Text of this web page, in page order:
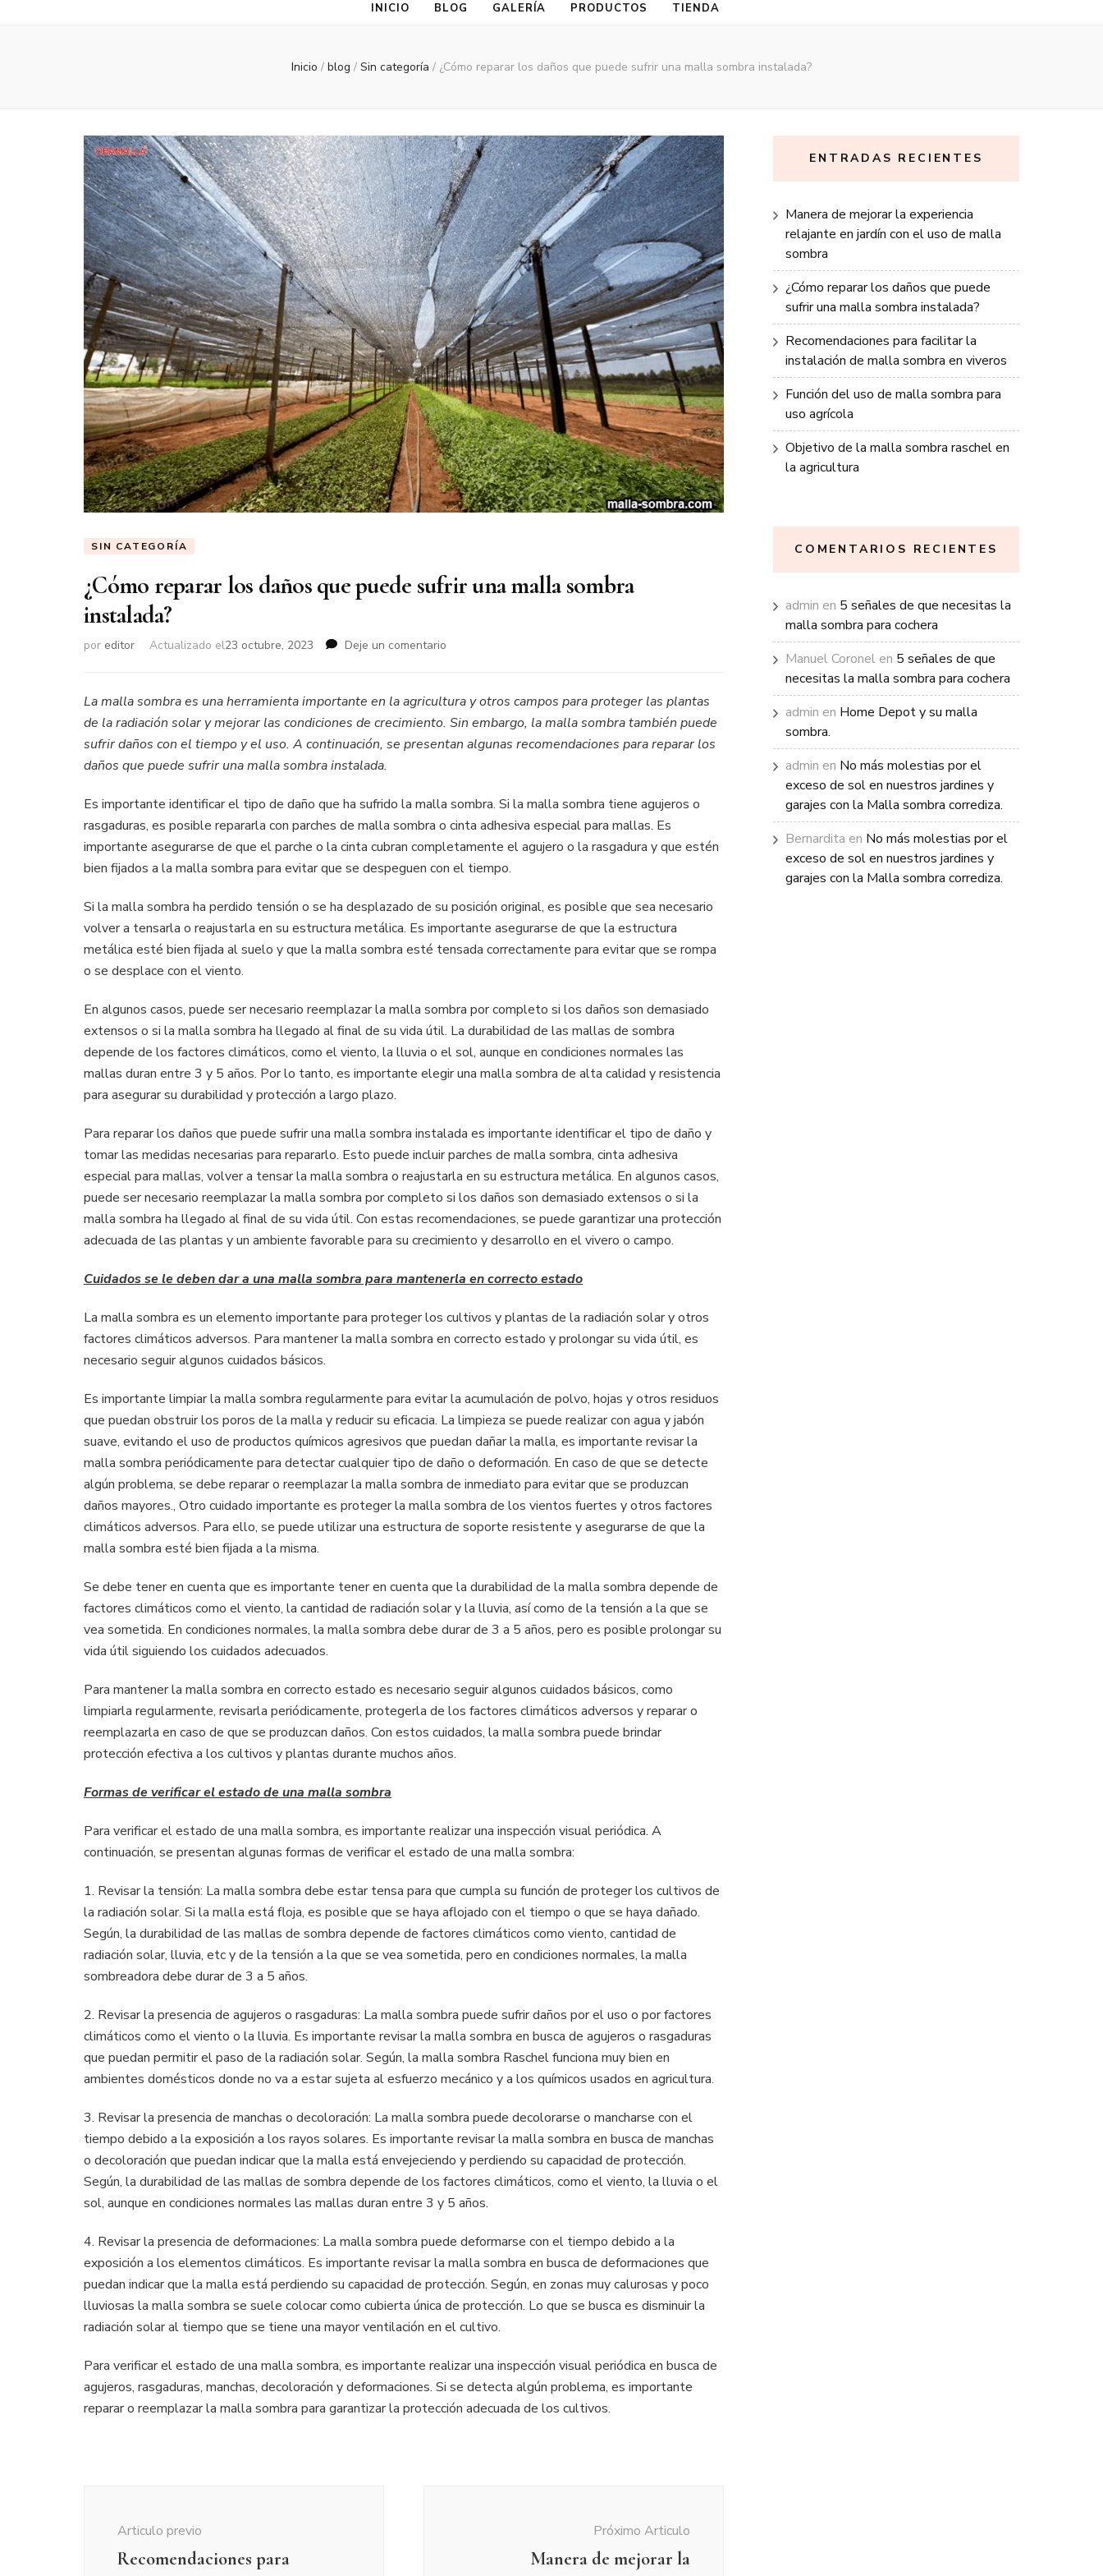
INICIO BLOG GALERÍA PRODUCTOS TIENDA
Inicio / blog / Sin categoría / ¿Cómo reparar los daños que puede sufrir una malla sombra instalada?
SIN CATEGORÍA
¿Cómo reparar los daños que puede sufrir una malla sombra
instalada?
por editor Actualizado el23 octubre, 2023 Deje un comentario
los
daños
que
puede
malla
instalada?
La malla sombra es una herramienta importante en la agricultura y otros campos para proteger las plantas
de la radiación solar y mejorar las condiciones de crecimiento. Sin embargo, la malla sombra también puede
sufrir daños con el tiempo y el uso. A continuación, se presentan algunas recomendaciones para reparar los
daños que puede sufrir una malla sombra instalada.
Es importante identificar el tipo de daño que ha sufrido la malla sombra. Si la malla sombra tiene agujeros o
rasgaduras, es posible repararla con parches de malla sombra o cinta adhesiva especial para mallas. Es
importante asegurarse de que el parche o la cinta cubran completamente el agujero o la rasgadura y que estén
bien fijados a la malla sombra para evitar que se despeguen con el tiempo.
Si la malla sombra ha perdido tensión o se ha desplazado de su posición original, es posible que sea necesario
volver a tensarla o reajustarla en su estructura metálica. Es importante asegurarse de que la estructura
metálica esté bien fijada al suelo y que la malla sombra esté tensada correctamente para evitar que se rompa
o se desplace con el viento.
En algunos casos, puede ser necesario reemplazar la malla sombra por completo si los daños son demasiado
extensos o si la malla sombra ha llegado al final de su vida útil. La durabilidad de las mallas de sombra
depende de los factores climáticos, como el viento, la lluvia o el sol, aunque en condiciones normales las
mallas duran entre 3 y 5 años. Por lo tanto, es importante elegir una malla sombra de alta calidad y resistencia
para asegurar su durabilidad y protección a largo plazo.
Para reparar los daños que puede sufrir una malla sombra instalada es importante identificar el tipo de daño y
tomar las medidas necesarias para repararlo. Esto puede incluir parches de malla sombra, cinta adhesiva
especial para mallas, volver a tensar la malla sombra o reajustarla en su estructura metálica. En algunos casos,
puede ser necesario reemplazar la malla sombra por completo si los daños son demasiado extensos o si la
malla sombra ha llegado al final de su vida útil. Con estas recomendaciones, se puede garantizar una protección
adecuada de las plantas y un ambiente favorable para su crecimiento y desarrollo en el vivero o campo.
Cuidados se le deben dar a una malla sombra para mantenerla en correcto estado
La malla sombra es un elemento importante para proteger los cultivos y plantas de la radiación solar y otros
factores climáticos adversos. Para mantener la malla sombra en correcto estado y prolongar su vida útil, es
necesario seguir algunos cuidados básicos.
Es importante limpiar la malla sombra regularmente para evitar la acumulación de polvo, hojas y otros residuos
que puedan obstruir los poros de la malla y reducir su eficacia. La limpieza se puede realizar con agua y jabón
suave, evitando el uso de productos químicos agresivos que puedan dañar la malla, es importante revisar la
malla sombra periódicamente para detectar cualquier tipo de daño o deformación. En caso de que se detecte
algún problema, se debe reparar o reemplazar la malla sombra de inmediato para evitar que se produzcan
daños mayores., Otro cuidado importante es proteger la malla sombra de los vientos fuertes y otros factores
climáticos adversos. Para ello, se puede utilizar una estructura de soporte resistente y asegurarse de que la
malla sombra esté bien fijada a la misma.
Se debe tener en cuenta que es importante tener en cuenta que la durabilidad de la malla sombra depende de
factores climáticos como el viento, la cantidad de radiación solar y la lluvia, así como de la tensión a la que se
vea sometida. En condiciones normales, la malla sombra debe durar de 3 a 5 años, pero es posible prolongar su
vida útil siguiendo los cuidados adecuados.
Para mantener la malla sombra en correcto estado es necesario seguir algunos cuidados básicos, como
limpiarla regularmente, revisarla periódicamente, protegerla de los factores climáticos adversos y reparar o
reemplazarla en caso de que se produzcan daños. Con estos cuidados, la malla sombra puede brindar
protección efectiva a los cultivos y plantas durante muchos años.
Formas de verificar el estado de una malla sombra
Para verificar el estado de una malla sombra, es importante realizar una inspección visual periódica. A
continuación, se presentan algunas formas de verificar el estado de una malla sombra:
1. Revisar la tensión: La malla sombra debe estar tensa para que cumpla su función de proteger los cultivos de
la radiación solar. Si la malla está floja, es posible que se haya aflojado con el tiempo o que se haya dañado.
Según, la durabilidad de las mallas de sombra depende de factores climáticos como viento, cantidad de
radiación solar, lluvia, etc y de la tensión a la que se vea sometida, pero en condiciones normales, la malla
sombreadora debe durar de 3 a 5 años.
2. Revisar la presencia de agujeros o rasgaduras: La malla sombra puede sufrir daños por el uso o por factores
climáticos como el viento o la lluvia. Es importante revisar la malla sombra en busca de agujeros o rasgaduras
que puedan permitir el paso de la radiación solar. Según, la malla sombra Raschel funciona muy bien en
ambientes domésticos donde no va a estar sujeta al esfuerzo mecánico y a los químicos usados en agricultura.
3. Revisar la presencia de manchas o decoloración: La malla sombra puede decolorarse o mancharse con el
tiempo debido a la exposición a los rayos solares. Es importante revisar la malla sombra en busca de manchas
o decoloración que puedan indicar que la malla está envejeciendo y perdiendo su capacidad de protección.
Según, la durabilidad de las mallas de sombra depende de los factores climáticos, como el viento, la lluvia o el
sol, aunque en condiciones normales las mallas duran entre 3 y 5 años.
4. Revisar la presencia de deformaciones: La malla sombra puede deformarse con el tiempo debido a la
exposición a los elementos climáticos. Es importante revisar la malla sombra en busca de deformaciones que
puedan indicar que la malla está perdiendo su capacidad de protección. Según, en zonas muy calurosas y poco
lluviosas la malla sombra se suele colocar como cubierta única de protección. Lo que se busca es disminuir la
radiación solar al tiempo que se tiene una mayor ventilación en el cultivo.
Para verificar el estado de una malla sombra, es importante realizar una inspección visual periódica en busca de
agujeros, rasgaduras, manchas, decoloración y deformaciones. Si se detecta algún problema, es importante
reparar o reemplazar la malla sombra para garantizar la protección adecuada de los cultivos.
publicación
Articulo previo
Recomendaciones para
Próximo Articulo
Manera de mejorar la
ENTRADAS RECIENTES
Manera de mejorar la experiencia
relajante en jardín con el uso de malla
sombra
¿Cómo reparar los daños que puede
sufrir una malla sombra instalada?
Recomendaciones para facilitar la
instalación de malla sombra en viveros
Función del uso de malla sombra para
uso agrícola
Objetivo de la malla sombra raschel en
la agricultura
COMENTARIOS RECIENTES
admin en 5 señales de que necesitas la
malla sombra para cochera
Manuel Coronel en 5 señales de que
necesitas la malla sombra para cochera
admin en Home Depot y su malla
sombra.
admin en No más molestias por el
exceso de sol en nuestros jardines y
garajes con la Malla sombra corrediza.
Bernardita en No más molestias por el
exceso de sol en nuestros jardines y
garajes con la Malla sombra corrediza.